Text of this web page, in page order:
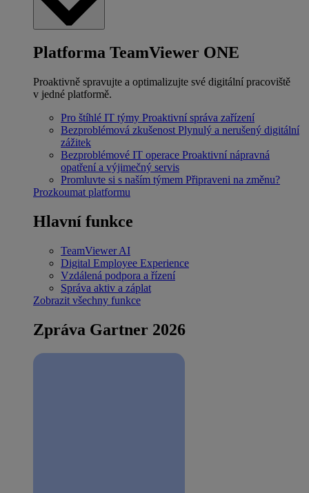
Platforma TeamViewer ONE
Proaktivně spravujte a optimalizujte své digitální pracoviště
v jedné platformě.
Pro štíhlé IT týmy Proaktivní správa zařízení
Bezproblémová zkušenost Plynulý a nerušený digitální
zážitek
Bezproblémové IT operace Proaktivní nápravná
opatření a výjimečný servis
Promluvte si s naším týmem Připraveni na změnu?
Prozkoumat platformu
Hlavní funkce
TeamViewer AI
Digital Employee Experience
Vzdálená podpora a řízení
Správa aktiv a záplat
Zobrazit všechny funkce
Zpráva Gartner 2026